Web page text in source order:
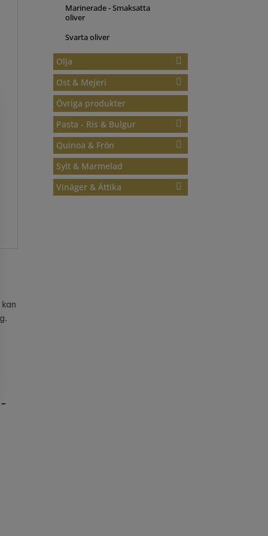
Marinerade - Smaksatta
oliver
Svarta oliver
Olja
Olivolja
Olivolja Pomace
Salladsolja
Sesamolja
Smaksatt olivolja
Solrosolja
Ost & Mejeri
Fetaost
Halloumi
Övriga Ostar
Salladsost
Yoghurt
Övriga produkter
Pasta - Ris & Bulgur
Pasta
Ris
Quinoa & Frön
Chiafrön
Quinoa
Sylt & Marmelad
Vinäger & Ättika